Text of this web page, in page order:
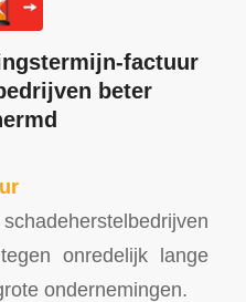
factuur
beter
onredelijk lange
ondernemingen.